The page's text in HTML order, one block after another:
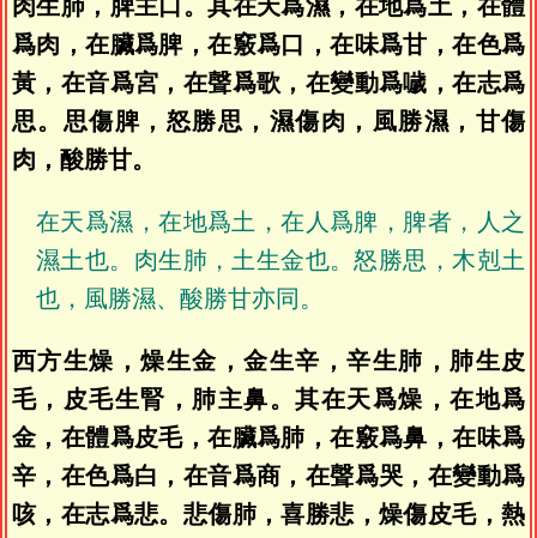
肉生肺，脾主口。其在天爲濕，在地爲土，在體
爲肉，在臟爲脾，在竅爲口，在味爲甘，在色爲
黃，在音爲宮，在聲爲歌，在變動爲噦，在志爲
思。思傷脾，怒勝思，濕傷肉，風勝濕，甘傷
肉，酸勝甘。
在天爲濕，在地爲土，在人爲脾，脾者，人之
濕土也。肉生肺，土生金也。怒勝思，木剋土
也，風勝濕、酸勝甘亦同。
西方生燥，燥生金，金生辛，辛生肺，肺生皮
毛，皮毛生腎，肺主鼻。其在天爲燥，在地爲
金，在體爲皮毛，在臟爲肺，在竅爲鼻，在味爲
辛，在色爲白，在音爲商，在聲爲哭，在變動爲
咳，在志爲悲。悲傷肺，喜勝悲，燥傷皮毛，熱